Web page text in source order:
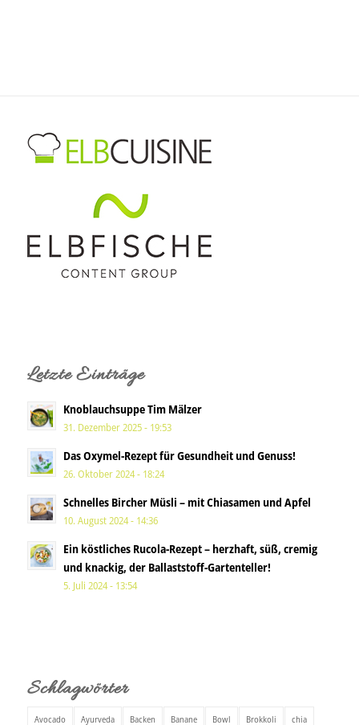
Letzte Einträge
Knoblauchsuppe Tim Mälzer
31. Dezember 2025 - 19:53
Das Oxymel-Rezept für Gesundheit und Genuss!
26. Oktober 2024 - 18:24
Schnelles Bircher Müsli – mit Chiasamen und Apfel
10. August 2024 - 14:36
Ein köstliches Rucola-Rezept – herzhaft, süß, cremig
und knackig, der Ballaststoff-Gartenteller!
5. Juli 2024 - 13:54
Schlagwörter
Avocado Ayurveda Backen Banane Bowl Brokkoli chia